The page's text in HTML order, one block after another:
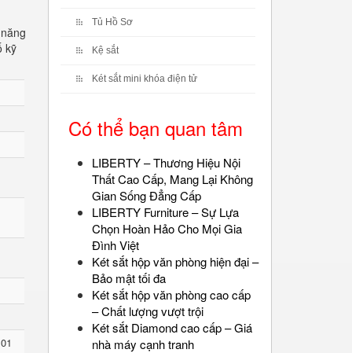
kỹ
Tủ Hồ Sơ
Kệ sắt
Két sắt mini khóa điện tử
Có thể bạn quan tâm
LIBERTY – Thương Hiệu Nội
Thất Cao Cấp, Mang Lại Không
Gian Sống Đẳng Cấp
LIBERTY Furniture – Sự Lựa
Chọn Hoàn Hảo Cho Mọi Gia
Đình Việt
Két sắt hộp văn phòng hiện đại –
Bảo mật tối đa
Két sắt hộp văn phòng cao cấp
– Chất lượng vượt trội
Két sắt Diamond cao cấp – Giá
nhà máy cạnh tranh